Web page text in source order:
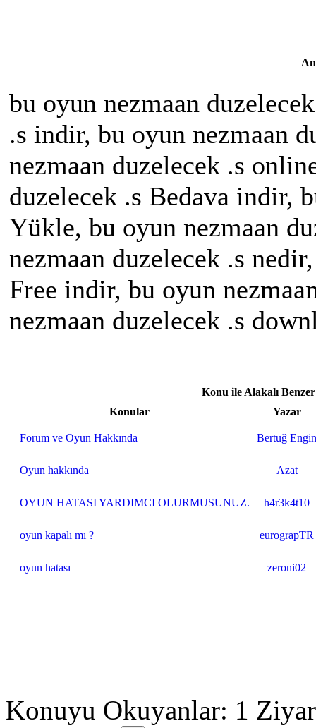
bu oyun nezmaan
.s indir, bu oyun nezmaan
nezmaan duzelecek .s
duzelecek .s Bedava indir,
Yükle, bu oyun nezmaan
nezmaan duzelecek .s
Free indir, bu oyun
nezmaan duzelecek .s
Konu ile Alakalı
Konular
Yazar
Forum ve Oyun Hakkında Bertuğ Engin
Oyun hakkında Azat
OYUN HATASI YARDIMCI OLURMUSUNUZ. h4r3k4t10
oyun kapalı mı ? eurograpTR
oyun hatası zeroni02
Konuyu Okuyanlar: 1